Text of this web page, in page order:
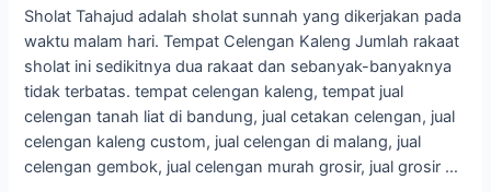
Sholat Tahajud adalah sholat sunnah yang dikerjakan pada
waktu malam hari. Tempat Celengan Kaleng Jumlah rakaat
sholat ini sedikitnya dua rakaat dan sebanyak-banyaknya
tidak terbatas. tempat celengan kaleng, tempat jual
celengan tanah liat di bandung, jual cetakan celengan, jual
celengan kaleng custom, jual celengan di malang, jual
celengan gembok, jual celengan murah grosir, jual grosir …